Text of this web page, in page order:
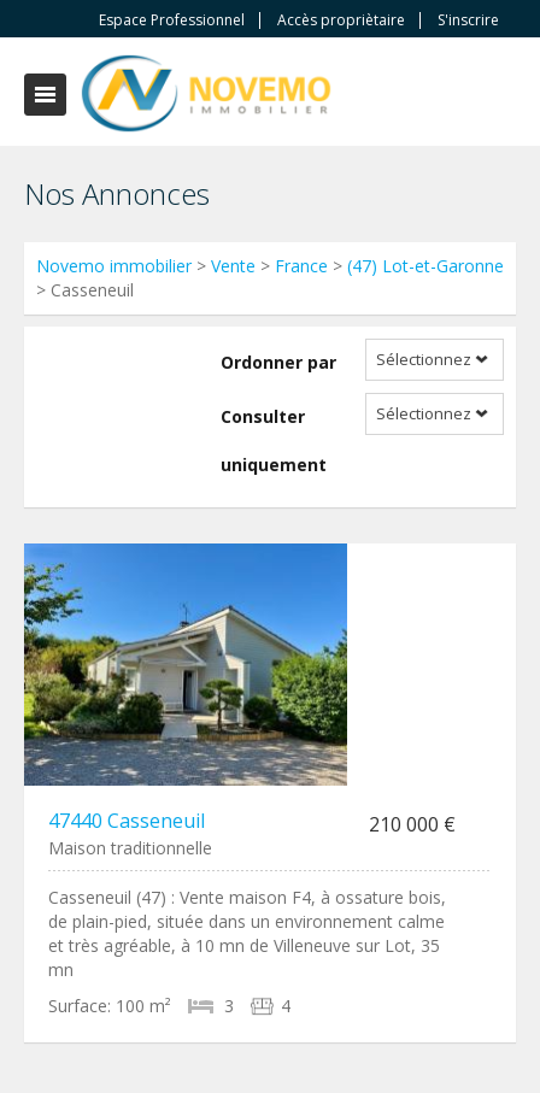
Espace Professionnel Accès propriètaire S'inscrire
Nos Annonces
Novemo immobilier> Vente > France > (47) Lot-et-Garonne
> Casseneuil
Ordonner par Sélectionnez
Consulter
uniquement
Sélectionnez
47440 Casseneuil 210 000 €
Maison traditionnelle
Casseneuil (47) : Vente maison F4, à ossature bois,
de plain-pied, située dans un environnement calme
et très agréable, à 10 mn de Villeneuve sur Lot, 35
mn
Surface: 100 m² 3 4